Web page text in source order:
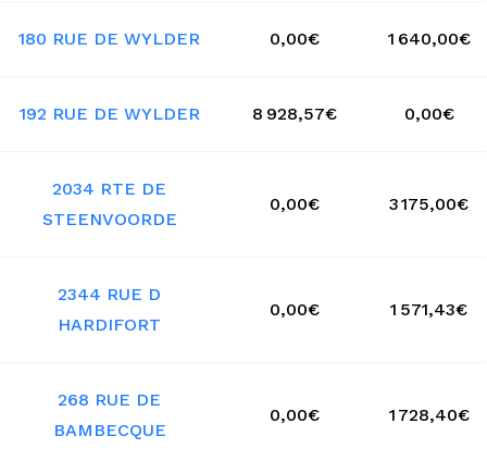
180 RUE DE WYLDER 0,00€ 1 640,00€
192 RUE DE WYLDER 8 928,57€ 0,00€
2034 RTE DE
STEENVOORDE
0,00€ 3 175,00€
2344 RUE D
HARDIFORT
0,00€ 1 571,43€
268 RUE DE
BAMBECQUE
0,00€ 1 728,40€